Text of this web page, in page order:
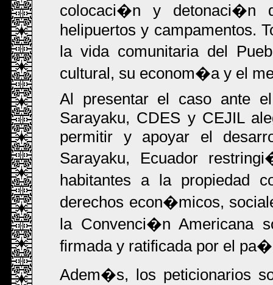
colocaci�n y detonaci�n
helipuertos y campamentos.
la vida comunitaria del
cultural, su econom�a y el
Al presentar el caso ante
Sarayaku, CDES y CEJIL
permitir y apoyar el
Sarayaku, Ecuador
habitantes a la propiedad
derechos econ�micos,
la Convenci�n Americana
firmada y ratificada por el
Adem�s, los peticionarios